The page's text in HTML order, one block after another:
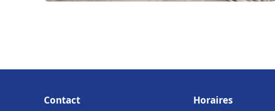
Contact Horaires